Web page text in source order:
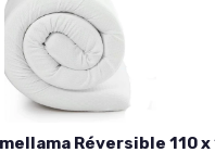
Réversible 110 x